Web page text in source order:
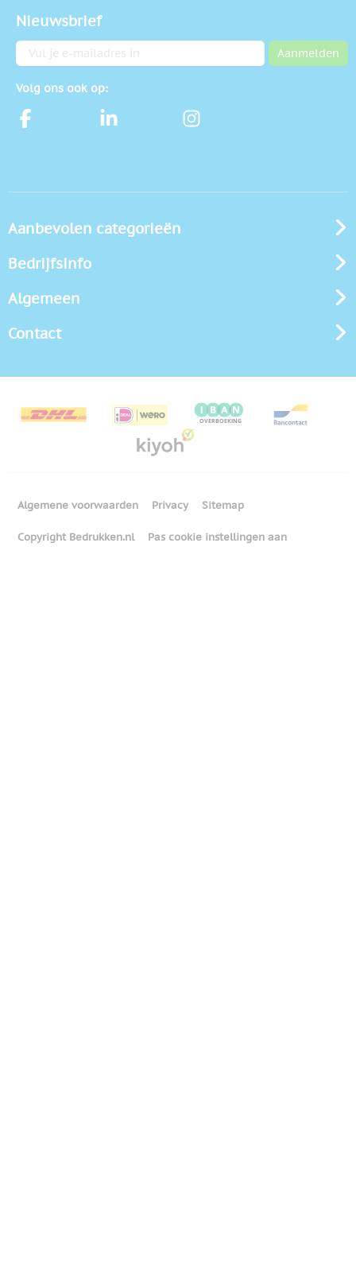
Nieuwsbrief
E-mailadres Aanmelden
Volg ons ook op:
Aanbevolen categorieën
Bedrijfsinfo
Algemeen
Contact
Algemene voorwaarden Privacy Sitemap
Copyright Bedrukken.nl Pas cookie instellingen aan